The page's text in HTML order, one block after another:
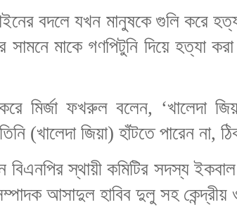
বদলে যখন মানুষকে গুলি করে
সামনে মাকে গণপিটুনি দিয়ে
করে মির্জা ফখরুল বলেন, ‘খালেদা
(খালেদা জিয়া) হাঁটতে পারেন না,
স্থায়ী কমিটির সদস্য ইকবাল
আসাদুল হাবিব দুলু সহ কেন্দ্রীয় ও